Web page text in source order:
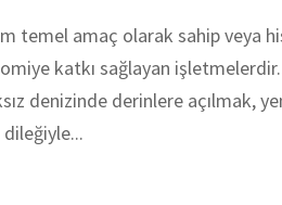
temel amaç olarak sahip veya
katkı sağlayan
denizinde derinlere açılmak,